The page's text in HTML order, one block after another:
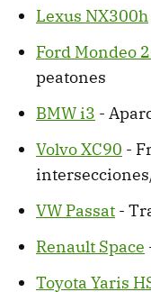
Lexus NX300h
Ford Mondeo
peatones
BMW i3 -
Volvo XC90 -
VW Passat -
Renault Space
Toyota Yaris